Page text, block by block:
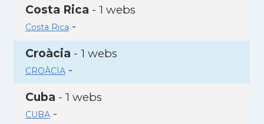
Costa Rica - 1 webs
Costa Rica -
Croàcia - 1 webs
CROÀCIA-
Cuba - 1 webs
CUBA-